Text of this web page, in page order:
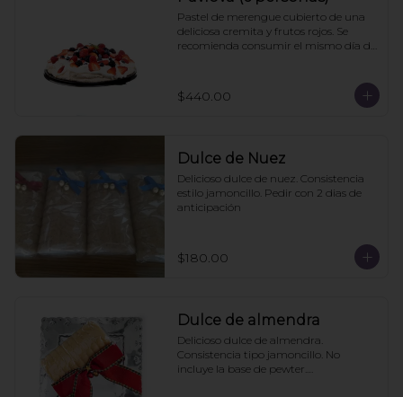
Pastel de merengue cubierto de una
deliciosa cremita y frutos rojos. Se
recomienda consumir el mismo día de
$440.00
Dulce de Nuez
Delicioso dulce de nuez. Consistencia
estilo jamoncillo. Pedir con 2 dias de
anticipación
$180.00
Dulce de almendra
Delicioso dulce de almendra.
Consistencia tipo jamoncillo. No
incluye la base de pewter.